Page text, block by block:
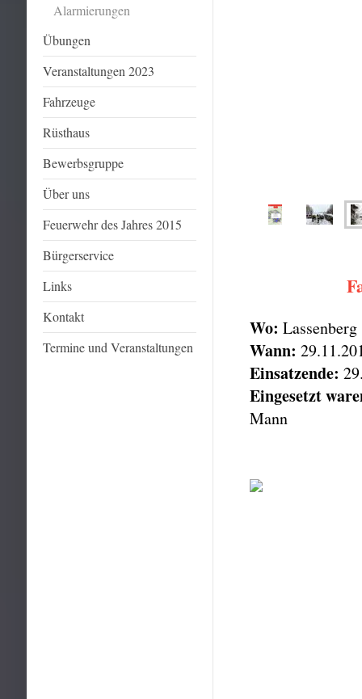
Alarmierungen
Übungen
Veranstaltungen 2023
Fahrzeuge
Rüsthaus
Bewerbsgruppe
Über uns
Feuerwehr des Jahres 2015
Bürgerservice
Links
Kontakt
Termine und Veranstaltungen
Wo: Lassenberg
Wann:
Einsatzende:
Eingesetzt
Mann